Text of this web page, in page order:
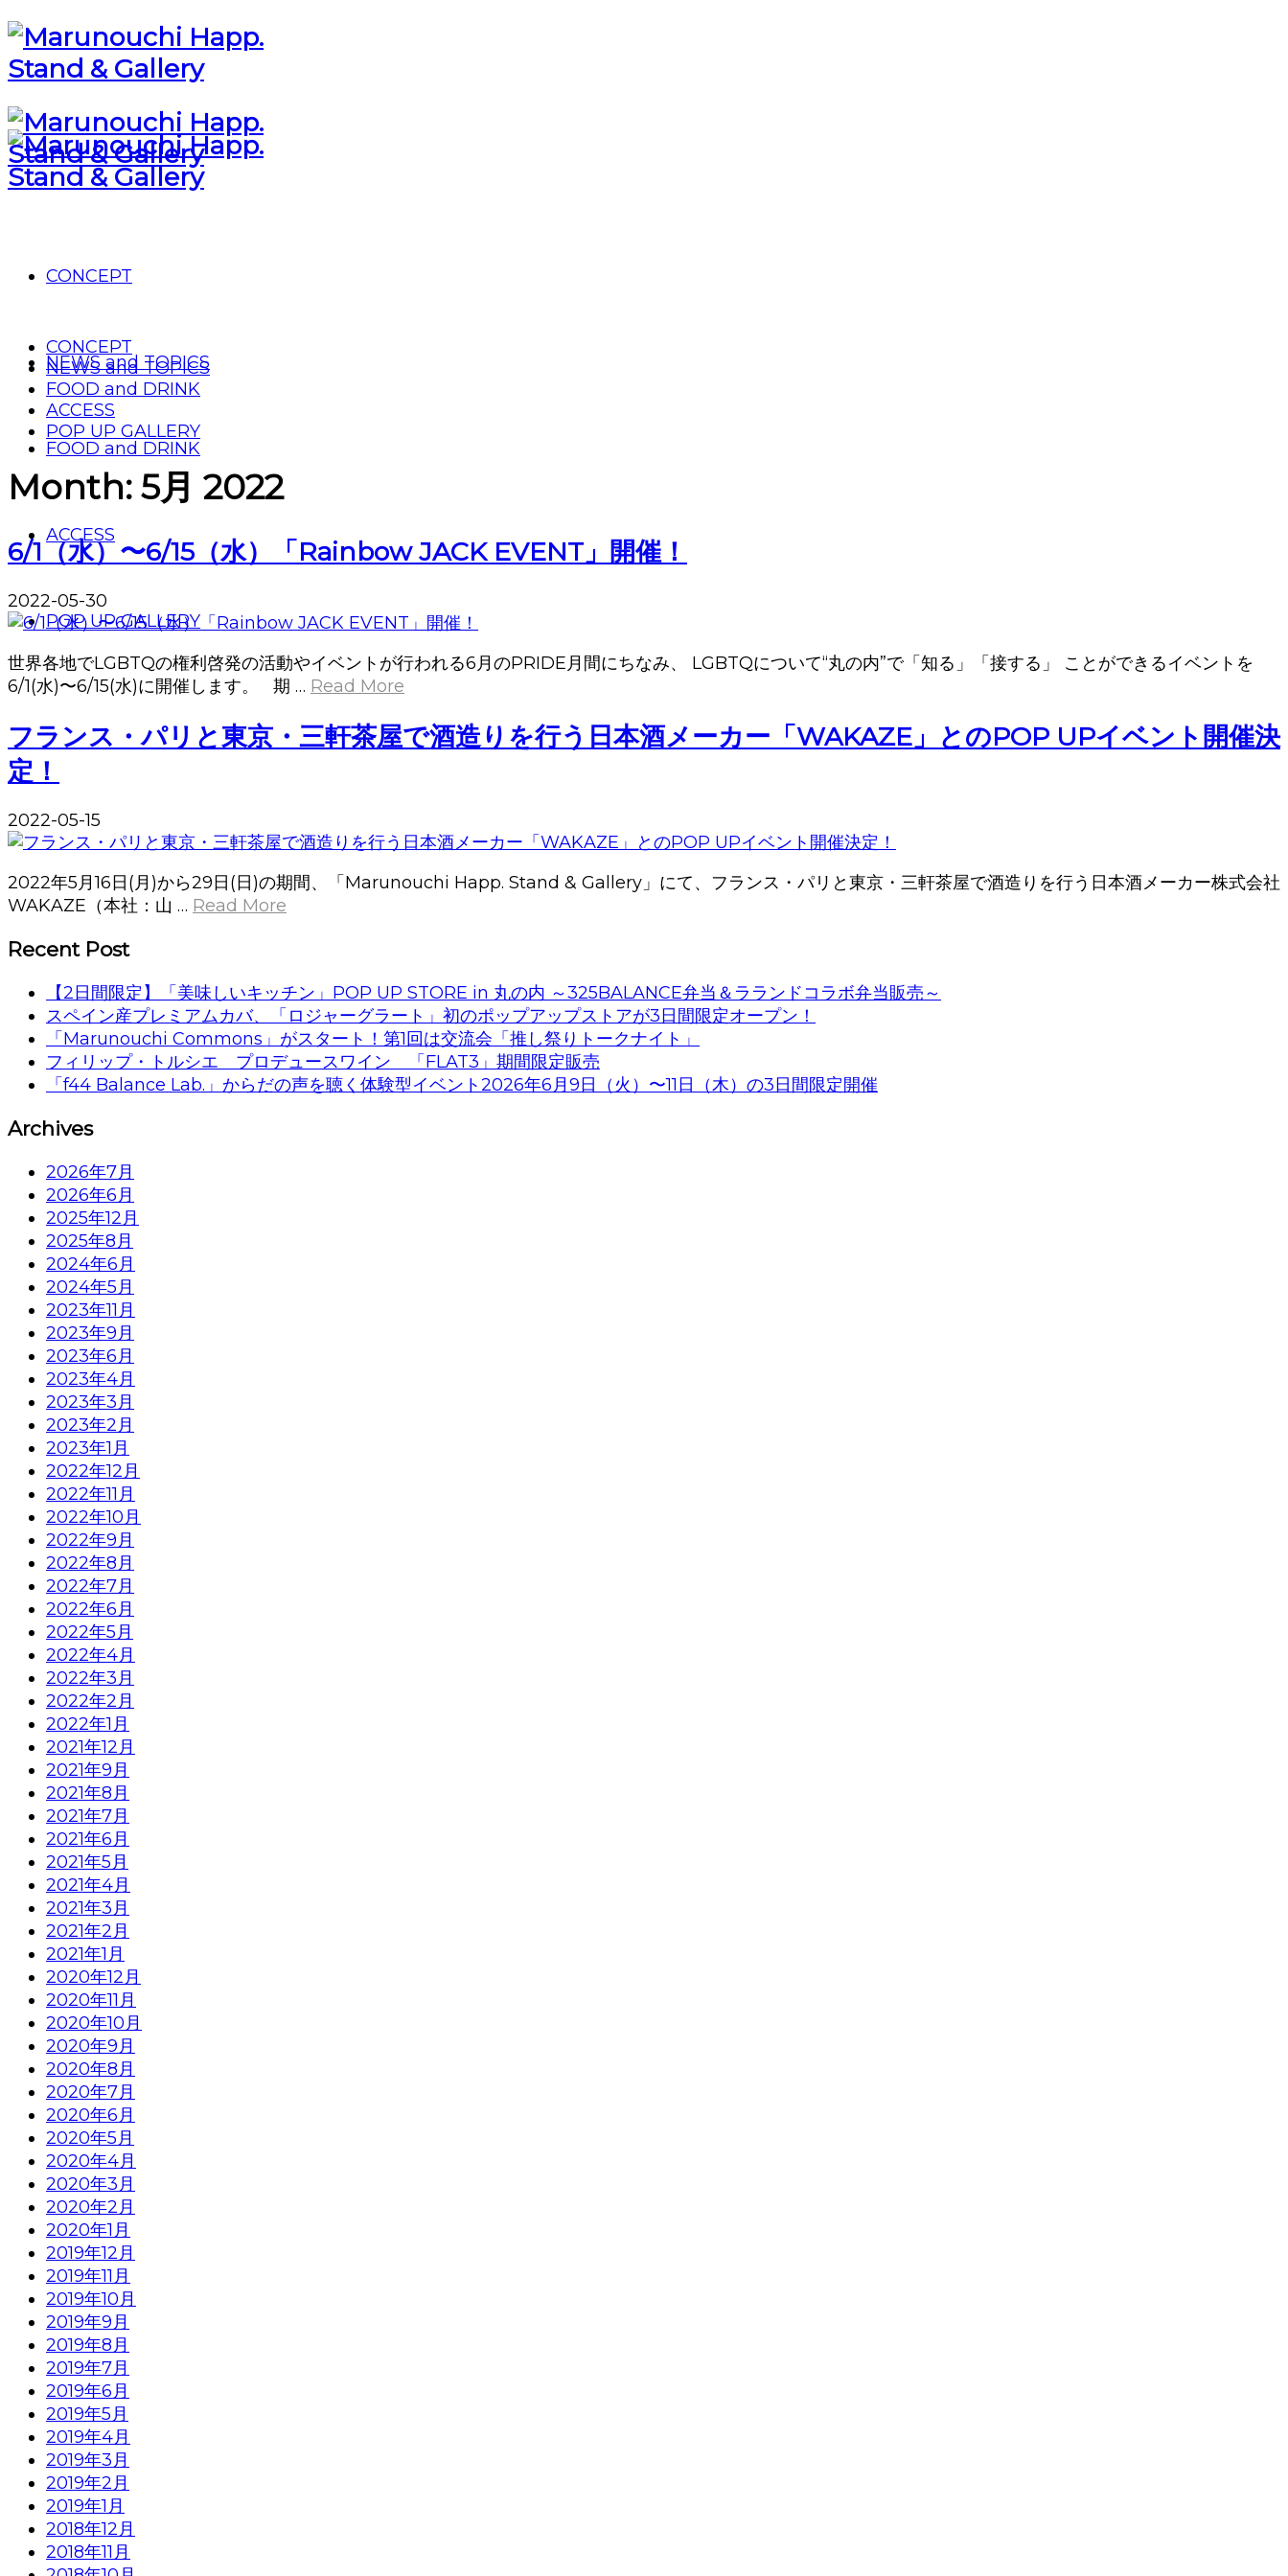
CONCEPT
NEWS and TOPICS
FOOD and DRINK
ACCESS
POP UP GALLERY
CONCEPT
NEWS and TOPICS
FOOD and DRINK
ACCESS
POP UP GALLERY
Month: 5月 2022
6/1（水）〜6/15（水）「Rainbow JACK EVENT」開催！
2022-05-30
世界各地でLGBTQの権利啓発の活動やイベントが行われる6月のPRIDE月間にちなみ、 LGBTQについて“丸の内”で「知る」「接する」 ことができるイベントを
6/1(水)〜6/15(水)に開催します。 期 … Read More
フランス・パリと東京・三軒茶屋で酒造りを行う日本酒メーカー「WAKAZE」とのPOP UPイベント開催決
定！
2022-05-15
2022年5月16日(月)から29日(日)の期間、「Marunouchi Happ. Stand & Gallery」にて、フランス・パリと東京・三軒茶屋で酒造りを行う日本酒メーカー株式会社
WAKAZE（本社：山 … Read More
Recent Post
【2日間限定】「美味しいキッチン」POP UP STORE in 丸の内 ～325BALANCE弁当＆ラランドコラボ弁当販売～
スペイン産プレミアムカバ、「ロジャーグラート」初のポップアップストアが3日間限定オープン！
「Marunouchi Commons」がスタート！第1回は交流会「推し祭りトークナイト」
フィリップ・トルシエ プロデュースワイン 「FLAT3」期間限定販売
「f44 Balance Lab.」からだの声を聴く体験型イベント2026年6月9日（火）〜11日（木）の3日間限定開催
Archives
2026年7月
2026年6月
2025年12月
2025年8月
2024年6月
2024年5月
2023年11月
2023年9月
2023年6月
2023年4月
2023年3月
2023年2月
2023年1月
2022年12月
2022年11月
2022年10月
2022年9月
2022年8月
2022年7月
2022年6月
2022年5月
2022年4月
2022年3月
2022年2月
2022年1月
2021年12月
2021年9月
2021年8月
2021年7月
2021年6月
2021年5月
2021年4月
2021年3月
2021年2月
2021年1月
2020年12月
2020年11月
2020年10月
2020年9月
2020年8月
2020年7月
2020年6月
2020年5月
2020年4月
2020年3月
2020年2月
2020年1月
2019年12月
2019年11月
2019年10月
2019年9月
2019年8月
2019年7月
2019年6月
2019年5月
2019年4月
2019年3月
2019年2月
2019年1月
2018年12月
2018年11月